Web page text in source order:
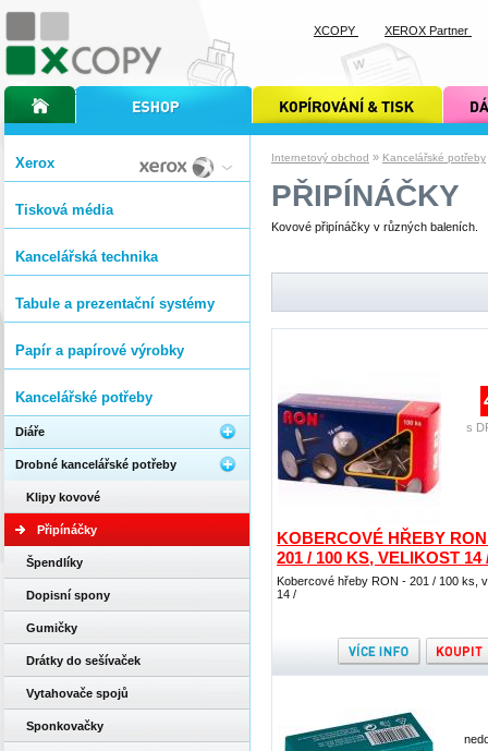
Internetový obchod » Kancelářské potřeby
PŘIPÍNÁČKY
Kovové připínáčky v různých baleních.
KOBERCOVÉ HŘEBY
201 / 100 KS, VELIKOST 14
Kobercové hřeby RON - 201 / 100 ks,
14 /
s
Xerox
Tisková média
Kancelářská technika
Tabule a prezentační systémy
Papír a papírové výrobky
Kancelářské potřeby
Diáře
Drobné kancelářské potřeby
Klipy kovové
Připínáčky
Špendlíky
Dopisní spony
Gumičky
Drátky do sešívaček
Vytahovače spojů
Sponkovačky
úvodní stránka xcopyinternetový obchod xcopy kopírování a tisk xcopy dárkové
XCOPY XEROX Partner